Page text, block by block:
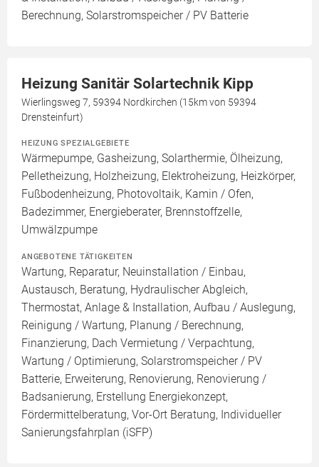
Berechnung, Solarstromspeicher / PV Batterie
Heizung Sanitär Solartechnik Kipp
Wierlingsweg 7, 59394 Nordkirchen (15km von 59394
Drensteinfurt)
HEIZUNG SPEZIALGEBIETE
Wärmepumpe, Gasheizung, Solarthermie, Ölheizung,
Pelletheizung, Holzheizung, Elektroheizung, Heizkörper,
Fußbodenheizung, Photovoltaik, Kamin / Ofen,
Badezimmer, Energieberater, Brennstoffzelle,
Umwälzpumpe
ANGEBOTENE TÄTIGKEITEN
Wartung, Reparatur, Neuinstallation / Einbau,
Austausch, Beratung, Hydraulischer Abgleich,
Thermostat, Anlage & Installation, Aufbau / Auslegung,
Reinigung / Wartung, Planung / Berechnung,
Finanzierung, Dach Vermietung / Verpachtung,
Wartung / Optimierung, Solarstromspeicher / PV
Batterie, Erweiterung, Renovierung, Renovierung /
Badsanierung, Erstellung Energiekonzept,
Fördermittelberatung, Vor-Ort Beratung, Individueller
Sanierungsfahrplan (iSFP)